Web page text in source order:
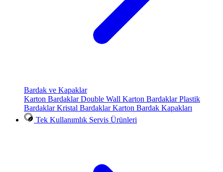
Bardak ve Kapaklar
Karton BardaklarDouble Wall Karton BardaklarPlastik
BardaklarKristal BardaklarKarton Bardak Kapakları
Tek Kullanımlık Servis Ürünleri